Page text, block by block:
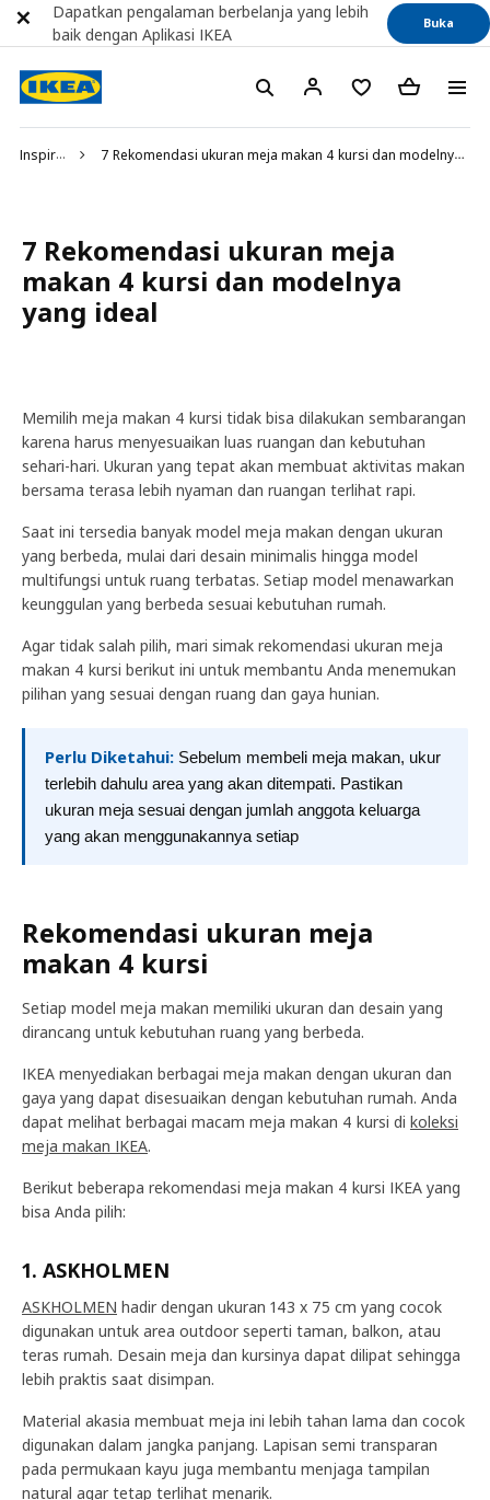
Inspirasi 7 Rekomendasi ukuran meja makan 4 kursi dan modelnya yang ideal
7 Rekomendasi ukuran meja
makan 4 kursi dan modelnya
yang ideal
Memilih meja makan 4 kursi tidak bisa dilakukan sembarangan
karena harus menyesuaikan luas ruangan dan kebutuhan
sehari-hari. Ukuran yang tepat akan membuat aktivitas makan
bersama terasa lebih nyaman dan ruangan terlihat rapi.
Saat ini tersedia banyak model meja makan dengan ukuran
yang berbeda, mulai dari desain minimalis hingga model
multifungsi untuk ruang terbatas. Setiap model menawarkan
keunggulan yang berbeda sesuai kebutuhan rumah.
Agar tidak salah pilih, mari simak rekomendasi ukuran meja
makan 4 kursi berikut ini untuk membantu Anda menemukan
pilihan yang sesuai dengan ruang dan gaya hunian.
Perlu Diketahui: Sebelum membeli meja makan, ukur
terlebih dahulu area yang akan ditempati. Pastikan
ukuran meja sesuai dengan jumlah anggota keluarga
yang akan menggunakannya setiap
Rekomendasi ukuran meja
makan 4 kursi
Setiap model meja makan memiliki ukuran dan desain yang
dirancang untuk kebutuhan ruang yang berbeda.
IKEA menyediakan berbagai meja makan dengan ukuran dan
gaya yang dapat disesuaikan dengan kebutuhan rumah. Anda
dapat melihat berbagai macam meja makan 4 kursi di koleksi
meja makan IKEA.
Berikut beberapa rekomendasi meja makan 4 kursi IKEA yang
bisa Anda pilih:
1. ASKHOLMEN
ASKHOLMEN hadir dengan ukuran 143 x 75 cm yang cocok
digunakan untuk area outdoor seperti taman, balkon, atau
teras rumah. Desain meja dan kursinya dapat dilipat sehingga
lebih praktis saat disimpan.
Material akasia membuat meja ini lebih tahan lama dan cocok
digunakan dalam jangka panjang. Lapisan semi transparan
pada permukaan kayu juga membantu menjaga tampilan
natural agar tetap terlihat menarik.
Dapatkan pengalaman berbelanja yang lebih
baik dengan Aplikasi IKEA
Buka